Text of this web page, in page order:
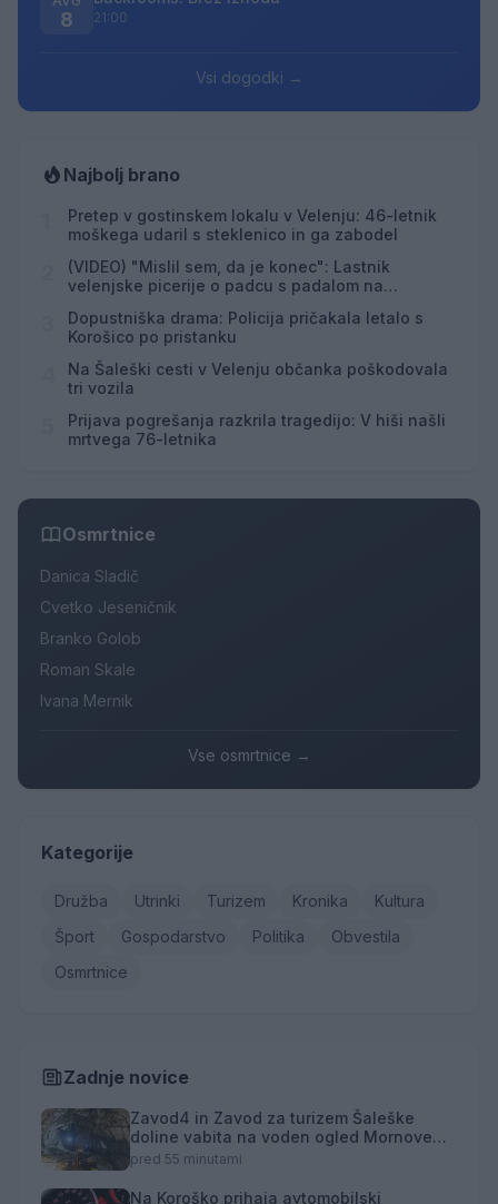
8 21:00
Vsi dogodki →
Najbolj brano
Pretep v gostinskem lokalu v Velenju: 46-letnik
moškega udaril s steklenico in ga zabodel
(VIDEO) "Mislil sem, da je konec": Lastnik
velenjske picerije o padcu s padalom na
Dopustniška drama: Policija pričakala letalo s
Korošico po pristanku
Na Šaleški cesti v Velenju občanka poškodovala
tri vozila
Prijava pogrešanja razkrila tragedijo: V hiši našli
mrtvega 76-letnika
Osmrtnice
Danica Sladič
Cvetko Jeseničnik
Branko Golob
Roman Skale
Ivana Mernik
Vse osmrtnice →
Kategorije
Družba Utrinki Turizem Kronika
Kultura
Šport
Gospodarstvo Politika
Obvestila
Osmrtnice
Zadnje novice
Zavod4 in Zavod za turizem Šaleške
doline vabita na voden ogled Mornove
zijalke
pred 55 minutami
Na Koroško prihaja avtomobilski